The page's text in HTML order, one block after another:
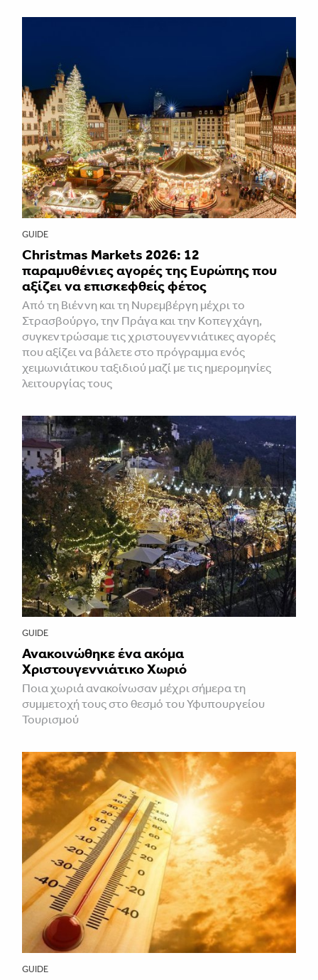
GUIDE
Christmas Markets 2026: 12
παραμυθένιες αγορές της Ευρώπης που
αξίζει να επισκεφθείς φέτος
Από τη Βιέννη και τη Νυρεμβέργη μέχρι το
Στρασβούργο, την Πράγα και την Κοπεγχάγη,
συγκεντρώσαμε τις χριστουγεννιάτικες αγορές
που αξίζει να βάλετε στο πρόγραμμα ενός
χειμωνιάτικου ταξιδιού μαζί με τις ημερομηνίες
λειτουργίας τους
GUIDE
Ανακοινώθηκε ένα ακόμα
Χριστουγεννιάτικο Χωριό
Ποια χωριά ανακοίνωσαν μέχρι σήμερα τη
συμμετοχή τους στο θεσμό του Υφυπουργείου
Τουρισμού
GUIDE